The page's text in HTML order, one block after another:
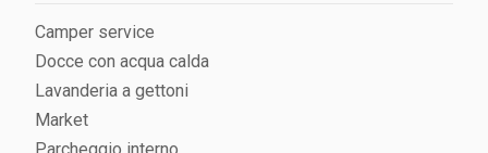
Camper service
Docce con acqua calda
Lavanderia a gettoni
Market